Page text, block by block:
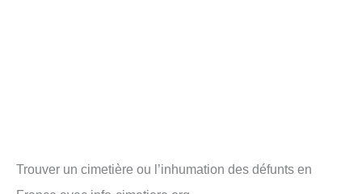
Trouver un cimetière ou l’inhumation des défunts en